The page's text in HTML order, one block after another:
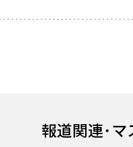
報道関連･マ